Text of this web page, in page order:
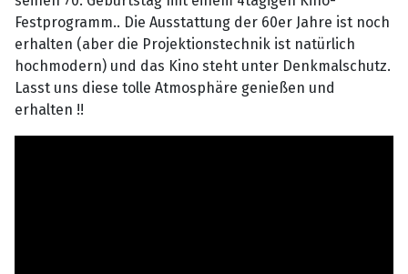
Festprogramm.. Die Ausstattung der 60er Jahre ist noch
erhalten (aber die Projektionstechnik ist natürlich
hochmodern) und das Kino steht unter Denkmalschutz.
Lasst uns diese tolle Atmosphäre genießen und
erhalten !!